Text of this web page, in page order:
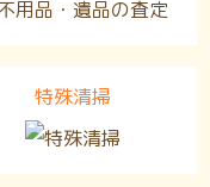
特殊清掃